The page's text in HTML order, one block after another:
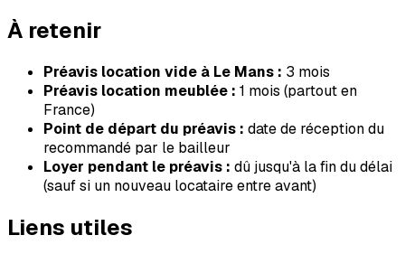
À retenir
Préavis location vide à Le Mans : 3 mois
Préavis location meublée : 1 mois (partout en
France)
Point de départ du préavis : date de réception du
recommandé par le bailleur
Loyer pendant le préavis : dû jusqu'à la fin du délai
(sauf si un nouveau locataire entre avant)
Liens utiles